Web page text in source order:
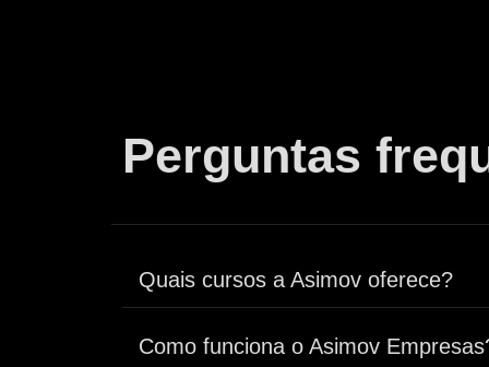
Perguntas
Quais cursos a Asimov oferece?
Como funciona o Asimov